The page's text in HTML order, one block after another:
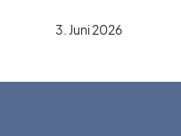
3. Juni 2026